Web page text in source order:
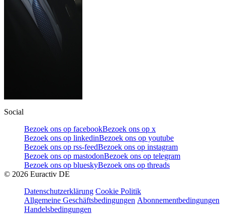
Social
Bezoek ons op facebookBezoek ons op x
Bezoek ons op linkedinBezoek ons op youtube
Bezoek ons op rss-feedBezoek ons op instagram
Bezoek ons op mastodonBezoek ons op telegram
Bezoek ons op blueskyBezoek ons op threads
© 2026 Euractiv DE
Datenschutzerklärung Cookie Politik
Allgemeine Geschäftsbedingungen Abonnementbedingungen
Handelsbedingungen